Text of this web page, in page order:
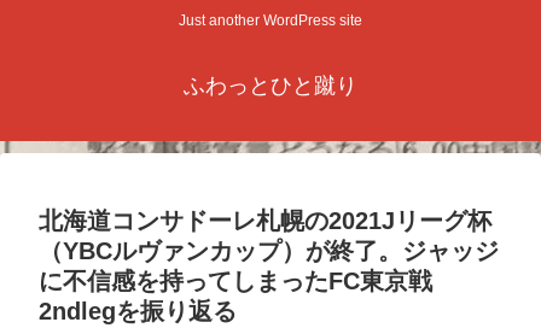
Just another WordPress site
ふわっとひと蹴り
北海道コンサドーレ札幌の2021Jリーグ杯
（YBCルヴァンカップ）が終了。ジャッジ
に不信感を持ってしまったFC東京戦
2ndlegを振り返る